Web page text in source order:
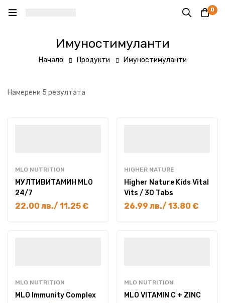
0
Имуностимуланти
Начало Продукти Имуностимуланти
Намерени 5 резултата
MLO NUTRITION
МУЛТИВИТАМИН MLO
24/7
22.00 лв./ 11.25 €
HIGHER NATURE
Higher Nature Kids Vital
Vits / 30 Tabs
26.99 лв./ 13.80 €
MLO NUTRITION
MLO Immunity Complex
MLO NUTRITION
MLO VITAMIN C + ZINC